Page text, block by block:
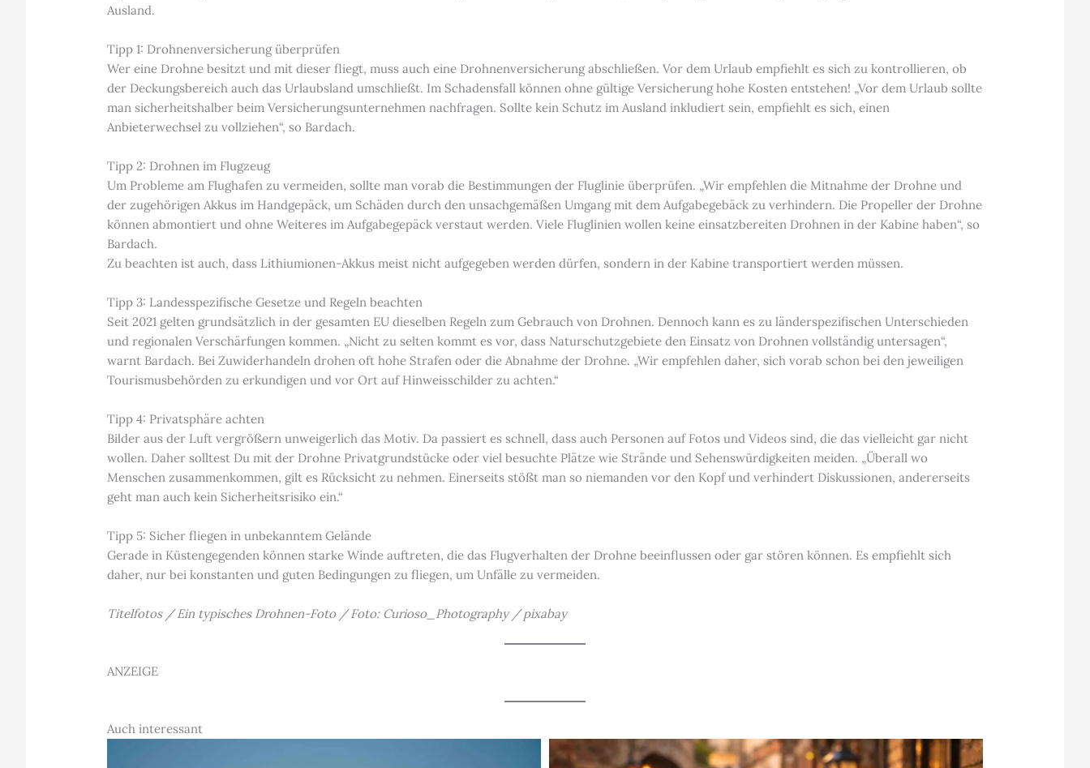
Ausland.
Tipp 1: Drohnenversicherung überprüfen
Wer eine Drohne besitzt und mit dieser fliegt, muss auch eine Drohnenversicherung abschließen. Vor dem Urlaub empfiehlt es sich zu kontrollieren, ob
der Deckungsbereich auch das Urlaubsland umschließt. Im Schadensfall können ohne gültige Versicherung hohe Kosten entstehen! „Vor dem Urlaub sollte
man sicherheitshalber beim Versicherungsunternehmen nachfragen. Sollte kein Schutz im Ausland inkludiert sein, empfiehlt es sich, einen
Anbieterwechsel zu vollziehen“, so Bardach.
Tipp 2: Drohnen im Flugzeug
Um Probleme am Flughafen zu vermeiden, sollte man vorab die Bestimmungen der Fluglinie überprüfen. „Wir empfehlen die Mitnahme der Drohne und
der zugehörigen Akkus im Handgepäck, um Schäden durch den unsachgemäßen Umgang mit dem Aufgabegebäck zu verhindern. Die Propeller der Drohne
können abmontiert und ohne Weiteres im Aufgabegepäck verstaut werden. Viele Fluglinien wollen keine einsatzbereiten Drohnen in der Kabine haben“, so
Bardach.
Zu beachten ist auch, dass Lithiumionen-Akkus meist nicht aufgegeben werden dürfen, sondern in der Kabine transportiert werden müssen.
Tipp 3: Landesspezifische Gesetze und Regeln beachten
Seit 2021 gelten grundsätzlich in der gesamten EU dieselben Regeln zum Gebrauch von Drohnen. Dennoch kann es zu länderspezifischen Unterschieden
und regionalen Verschärfungen kommen. „Nicht zu selten kommt es vor, dass Naturschutzgebiete den Einsatz von Drohnen vollständig untersagen“,
warnt Bardach. Bei Zuwiderhandeln drohen oft hohe Strafen oder die Abnahme der Drohne. „Wir empfehlen daher, sich vorab schon bei den jeweiligen
Tourismusbehörden zu erkundigen und vor Ort auf Hinweisschilder zu achten.“
Tipp 4: Privatsphäre achten
Bilder aus der Luft vergrößern unweigerlich das Motiv. Da passiert es schnell, dass auch Personen auf Fotos und Videos sind, die das vielleicht gar nicht
wollen. Daher solltest Du mit der Drohne Privatgrundstücke oder viel besuchte Plätze wie Strände und Sehenswürdigkeiten meiden. „Überall wo
Menschen zusammenkommen, gilt es Rücksicht zu nehmen. Einerseits stößt man so niemanden vor den Kopf und verhindert Diskussionen, andererseits
geht man auch kein Sicherheitsrisiko ein.“
Tipp 5: Sicher fliegen in unbekanntem Gelände
Gerade in Küstengegenden können starke Winde auftreten, die das Flugverhalten der Drohne beeinflussen oder gar stören können. Es empfiehlt sich
daher, nur bei konstanten und guten Bedingungen zu fliegen, um Unfälle zu vermeiden.
Titelfotos / Ein typisches Drohnen-Foto / Foto: Curioso_Photography / pixabay
ANZEIGE
Auch interessant